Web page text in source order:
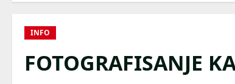
INFO
FOTOGRAFISANJE